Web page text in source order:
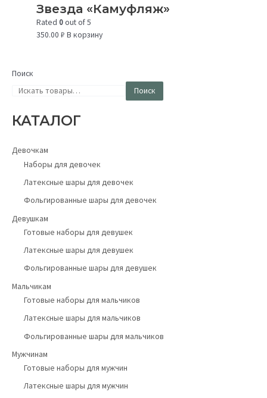
Поиск
Поиск
КАТАЛОГ
Девочкам
Наборы для девочек
Латексные шары для девочек
Фольгированные шары для девочек
Девушкам
Готовые наборы для девушек
Латексные шары для девушек
Фольгированные шары для девушек
Мальчикам
Готовые наборы для мальчиков
Латексные шары для мальчиков
Фольгированные шары для мальчиков
Мужчинам
Готовые наборы для мужчин
Латексные шары для мужчин
Звезда «Камуфляж»
Rated0out of 5
350.00₽ В корзину